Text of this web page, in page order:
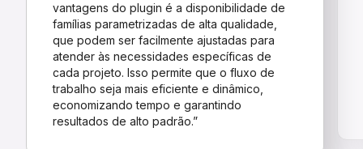
vantagens do plugin é a disponibilidade de
famílias parametrizadas de alta qualidade,
que podem ser facilmente ajustadas para
atender às necessidades específicas de
cada projeto. Isso permite que o fluxo de
trabalho seja mais eficiente e dinâmico,
economizando tempo e garantindo
resultados de alto padrão.”